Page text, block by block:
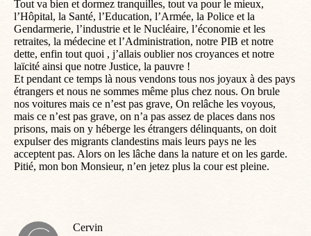
Tout va bien et dormez tranquilles, tout va pour le mieux,
l’Hôpital, la Santé, l’Education, l’Armée, la Police et la
Gendarmerie, l’industrie et le Nucléaire, l’économie et les
retraites, la médecine et l’Administration, notre PIB et notre
dette, enfin tout quoi , j’allais oublier nos croyances et notre
laïcité ainsi que notre Justice, la pauvre !
Et pendant ce temps là nous vendons tous nos joyaux à des pays
étrangers et nous ne sommes même plus chez nous. On brule
nos voitures mais ce n’est pas grave, On relâche les voyous,
mais ce n’est pas grave, on n’a pas assez de places dans nos
prisons, mais on y héberge les étrangers délinquants, on doit
expulser des migrants clandestins mais leurs pays ne les
acceptent pas. Alors on les lâche dans la nature et on les garde.
Pitié, mon bon Monsieur, n’en jetez plus la cour est pleine.
Cervin